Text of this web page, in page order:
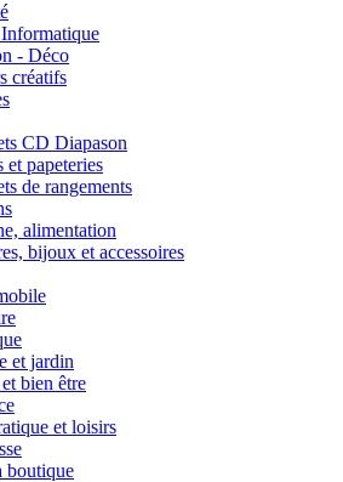
- Déco
créatifs
CD Diapason
et papeteries
de rangements
alimentation
bijoux et accessoires
et jardin
bien être
et loisirs
boutique